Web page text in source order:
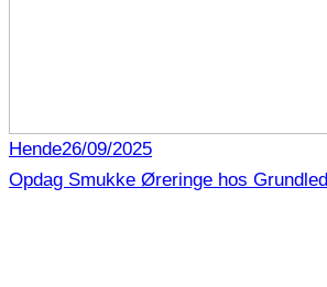
Hende26/09/2025
Opdag Smukke Øreringe hos Grundled